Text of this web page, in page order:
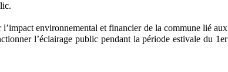
environnemental et financier de la commune lié aux
l’éclairage public pendant la période estivale du 1er